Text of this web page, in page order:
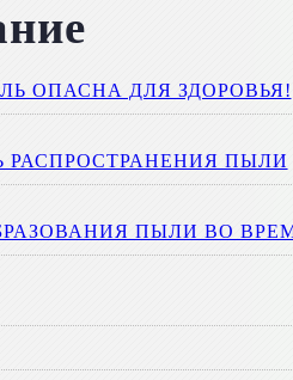
ОПАСНА ДЛЯ ЗДОРОВЬЯ!
РАСПРОСТРАНЕНИЯ ПЫЛИ
ПЫЛИ ВО